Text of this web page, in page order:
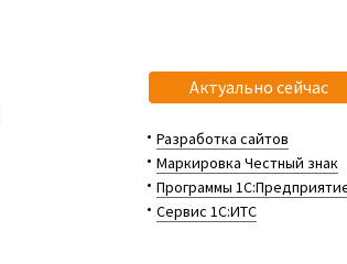
Актуально сейчас
Разработка сайтов
Маркировка Честный знак
Программы
Сервис 1С:ИТС